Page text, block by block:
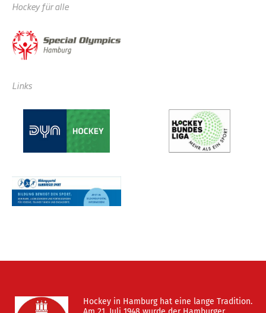
Hockey für alle
Links
Hockey in Hamburg hat eine lange Tradition.